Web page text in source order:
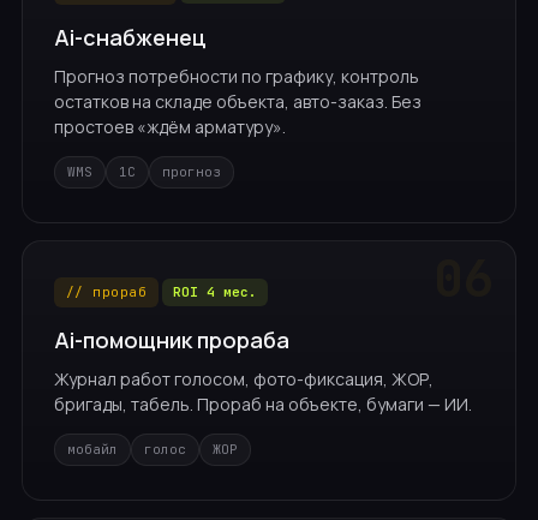
Ai-снабженец
Прогноз потребности по графику, контроль
остатков на складе объекта, авто-заказ. Без
простоев «ждём арматуру».
WMS 1С прогноз
// прораб ROI 4 мес.
Ai-помощник прораба
Журнал работ голосом, фото-фиксация, ЖОР,
бригады, табель. Прораб на объекте, бумаги — ИИ.
мобайл голос ЖОР